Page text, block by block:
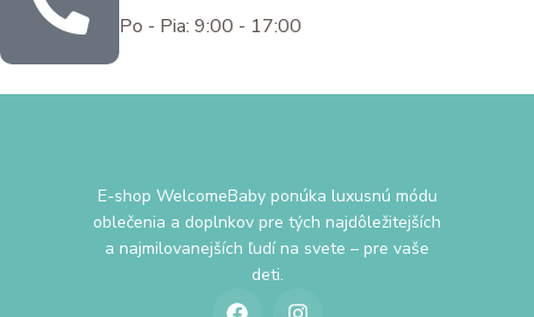
Po - Pia: 9:00 - 17:00
E-shop WelcomeBaby ponúka luxusnú módu
oblečenia a doplnkov pre tých najdôležitejších
a najmilovanejších ľudí na svete – pre vaše
deti.